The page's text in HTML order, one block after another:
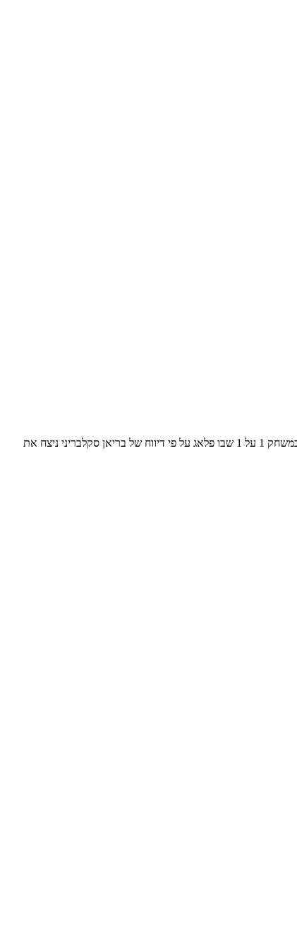
קופר פלאג שמתמודד על הבחירה הראשונה ב-2025 היה במחנה הקיץ של ג'ייסון טייטום ושם דיבר קצת טראש טוק עם בראדלי ביל שהחזיר לו. זה הסתיים במשחק 1 על 1 שבו פלאג על פי דיווח של בריאן סקלבריני ניצח את